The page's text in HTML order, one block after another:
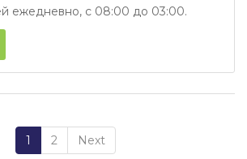
ежедневно, с 08:00 до 03:00.
1 2 Next